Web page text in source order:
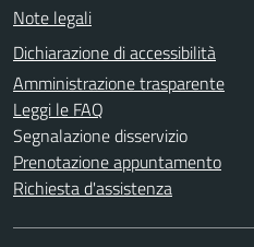
Note legali
Dichiarazione di accessibilità
Amministrazione trasparente
Leggi le FAQ
Segnalazione disservizio
Prenotazione appuntamento
Richiesta d'assistenza